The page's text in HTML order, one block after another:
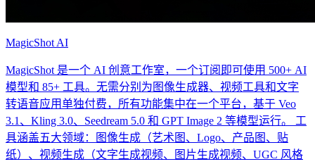
MagicShot AI
MagicShot 是一个 AI 创意工作室，一个订阅即可使用 500+ AI
模型和 85+ 工具。无需分别为图像生成器、视频工具和文字
转语音应用单独付费，所有功能集中在一个平台，基于 Veo
3.1、Kling 3.0、Seedream 5.0 和 GPT Image 2 等模型运行。 工
具涵盖五大领域：图像生成（艺术图、Logo、产品图、贴
纸）、视频生成（文字生成视频、图片生成视频、UGC 风格